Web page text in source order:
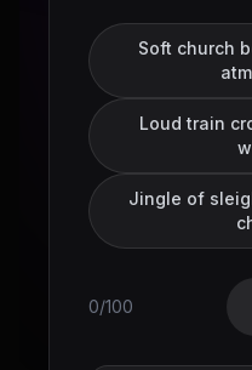
Soft church
Loud train
Jingle of
0/100